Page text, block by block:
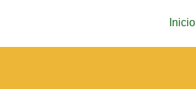
Inicio